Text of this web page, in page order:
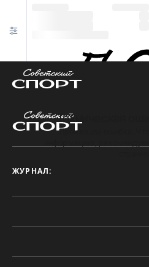
Техническая
Произошла ошибка.
ЖУРНАЛ: